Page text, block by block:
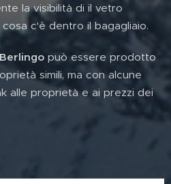
la visibilità di il vetro
c'è dentro il bagagliaio.
può essere prodotto
simili, ma con alcune
alle proprietà e ai prezzi dei